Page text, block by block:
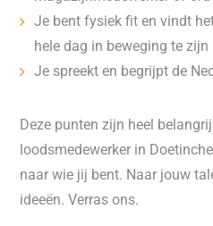
Je bent fysiek fit en vindt
hele dag in beweging te zijn
Je spreekt en begrijpt de
Deze punten zijn heel
loodsmedewerker in
naar wie jij bent. Naar jouw
ideeën. Verras ons.